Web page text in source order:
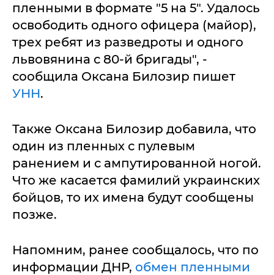
пленными в формате "5 на 5". Удалось
освободить одного офицера (майор),
трех ребят из разведроты и одного
львовянина с 80-й бригады", -
сообщила Оксана Билозир пишет
УНН.
Также Оксана Билозир добавила, что
один из пленных с пулевым
ранением и с ампутированной ногой.
Что же касается фамилий украинских
бойцов, то их имена будут сообщены
позже.
Напомним, ранее сообщалось, что по
информации ДНР, обмен пленными